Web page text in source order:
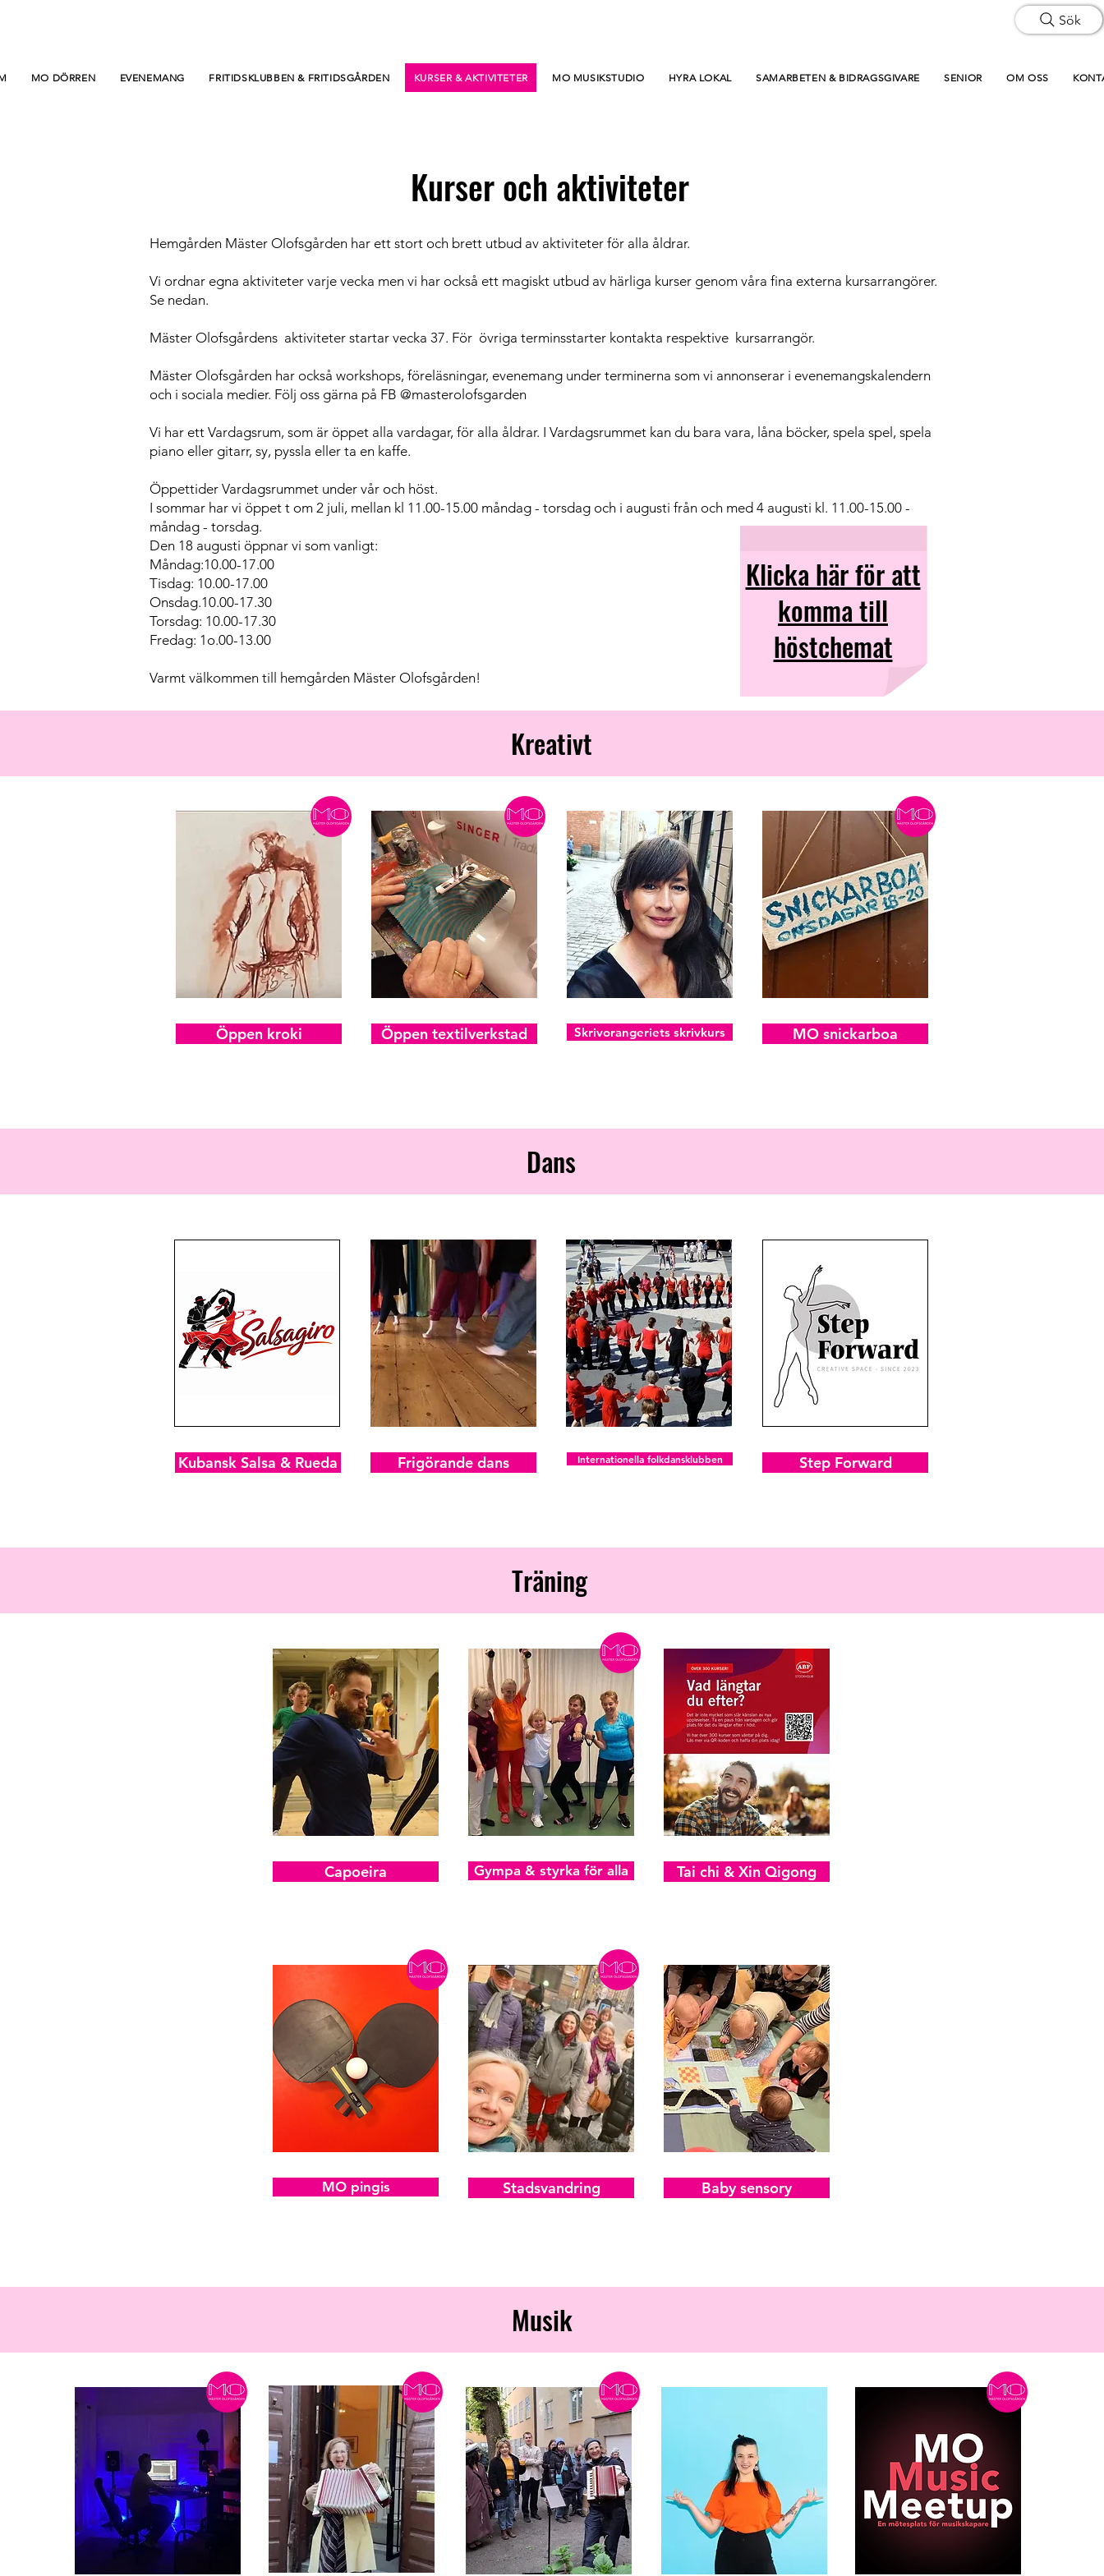
Sök
MO DÖRREN EVENEMANG FRITIDSKLUBBEN & FRITIDSGÅRDEN KURSER & AKTIVITETER MO MUSIKSTUDIO HYRA LOKAL SAMARBETEN & BIDRAGSGIVARE SENIOR OM OSS
Kurser och aktiviteter
Hemgården Mäster Olofsgården har ett stort och brett utbud av aktiviteter för alla åldrar.
Vi ordnar egna aktiviteter varje vecka men vi har också ett magiskt utbud av härliga kurser genom våra fina externa kursarrangörer.
Se nedan.
Mäster Olofsgårdens aktiviteter startar vecka 37. För övriga terminsstarter kontakta respektive kursarrangör.
Mäster Olofsgården har också workshops, föreläsningar, evenemang under terminerna som vi annonserar i evenemangskalendern
och i sociala medier. Följ oss gärna på FB @masterolofsgarden
Vi har ett Vardagsrum, som är öppet alla vardagar, för alla åldrar. I Vardagsrummet kan du bara vara, låna böcker, spela spel, spela
piano eller gitarr, sy, pyssla eller ta en kaffe.
Öppettider Vardagsrummet under vår och höst.
I sommar har vi öppet t om 2 juli, mellan kl 11.00-15.00 måndag - torsdag och i augusti från och med 4 augusti kl. 11.00-15.00 -
måndag - torsdag.
Den 18 augusti öppnar vi som vanligt:
Måndag:10.00-17.00
Tisdag: 10.00-17.00
Onsdag.10.00-17.30
Torsdag: 10.00-17.30
Fredag: 1o.00-13.00
Varmt välkommen till hemgården Mäster Olofsgården!
Klicka här för att
komma till
höstchemat
Kreativt
Öppen kroki Öppen textilverkstad Skrivorangeriets skrivkurs MO snickarboa
Dans
Kubansk Salsa & Rueda Frigörande dans Internationella folkdansklubben Step Forward
Träning
Capoeira Gympa & styrka för alla Tai chi & Xin Qigong
MO pingis Stadsvandring Baby sensory
Musik